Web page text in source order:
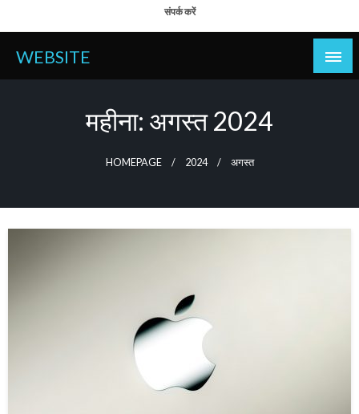
to
content
संपर्क करें
WEBSITE
महीना: अगस्त 2024
HOMEPAGE 2024 अगस्त